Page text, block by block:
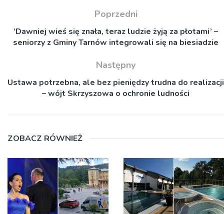
Poprzedni
’Dawniej wieś się znała, teraz ludzie żyją za płotami’ –
seniorzy z Gminy Tarnów integrowali się na biesiadzie
Następny
Ustawa potrzebna, ale bez pieniędzy trudna do realizacji
– wójt Skrzyszowa o ochronie ludności
ZOBACZ RÓWNIEŻ